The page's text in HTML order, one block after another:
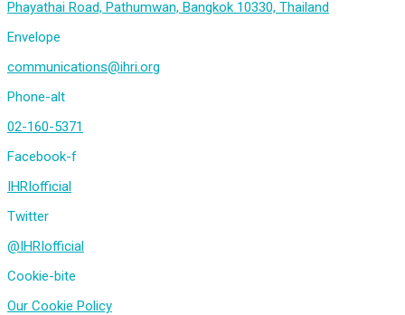
Phayathai Road, Pathumwan, Bangkok 10330, Thailand
Envelope
communications@ihri.org
Phone-alt
02-160-5371
Facebook-f
IHRIofficial
Twitter
@IHRIofficial
Cookie-bite
Our Cookie Policy